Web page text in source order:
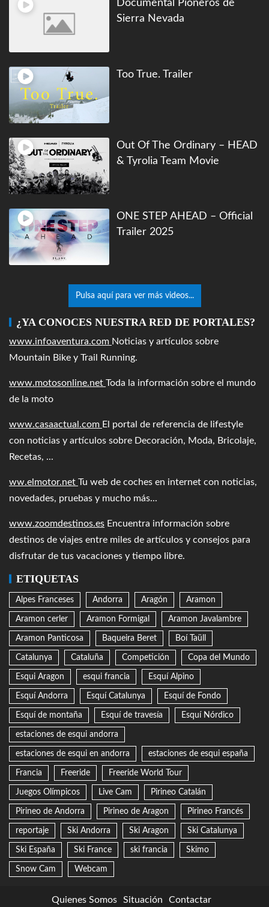
Documental Pioneros de
Sierra Nevada
Too True. Trailer
Out Of The Ordinary – HEAD
& Tyrolia Team Movie
ONE STEP AHEAD – Official
Trailer 2025
Pulsa aquí para ver más videos...
¿YA CONOCES NUESTRA RED DE PORTALES?
www.infoaventura.com Noticias y artículos sobre
Mountain Bike y Trail Running.
www.motosonline.net Toda la información sobre el mundo
de la moto
www.casaactual.com El portal de referencia de lifestyle
con noticias y artículos sobre Decoración, Moda, Bricolaje,
Recetas, ...
ww.elmotor.net Tu web de coches en internet con noticias,
novedades, pruebas y mucho más...
www.zoomdestinos.es Encuentra información sobre
destinos de viajes entre miles de artículos y consejos para
disfrutar de tus vacaciones y tiempo libre.
ETIQUETAS
Alpes Franceses Andorra Aragón Aramon
Aramon cerler Aramon Formigal Aramon Javalambre
Aramon Panticosa Baqueira Beret Boí Taüll
Catalunya Cataluña Competición Copa del Mundo
Esqui Aragon esqui francia Esquí Alpino
Esquí Andorra Esquí Catalunya Esquí de Fondo
Esquí de montaña Esquí de travesía Esquí Nórdico
estaciones de esqui andorra
estaciones de esqui en andorra estaciones de esqui españa
Francia Freeride Freeride World Tour
Juegos Olímpicos Live Cam Pirineo Catalán
Pirineo de Andorra Pirineo de Aragon Pirineo Francés
reportaje Ski Andorra Ski Aragon Ski Catalunya
Ski España Ski France ski francia Skimo
Snow Cam Webcam
Quienes Somos Situación
Contactar